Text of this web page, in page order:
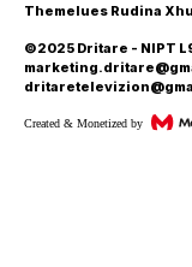
Themelues Rudina
©2025 Dritare - NIPT
Created & Monetized by